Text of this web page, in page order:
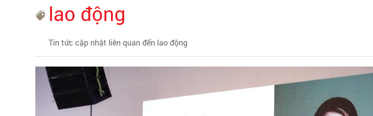
lao động
Tin tức cập nhật liên quan đến lao động